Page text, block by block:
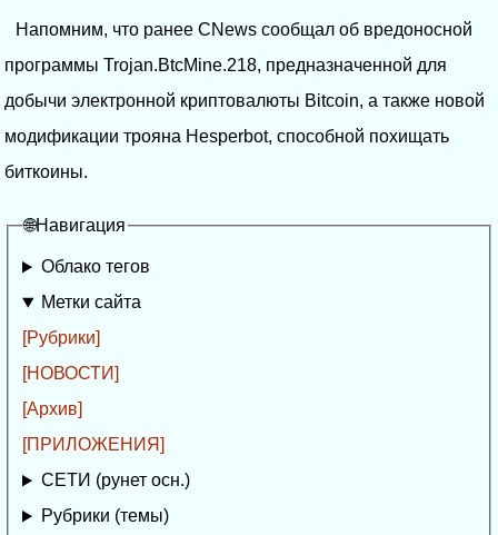
Напомним, что ранее CNews сообщал об вредоносной
программы Trojan.BtcMine.218, предназначенной для
добычи электронной криптовалюты Bitcoin, а также новой
модификации трояна Hesperbot, способной похищать
биткоины.
🌐Навигация
Облако тегов
Метки сайта
[Рубрики]
[НОВОСТИ]
[Архив]
[ПРИЛОЖЕНИЯ]
СЕТИ (рунет осн.)
Рубрики (темы)